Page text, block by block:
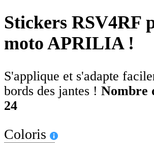
Stickers RSV4RF
moto APRILIA !
S'applique et s'adapte
bords des jantes ! Nombre
24
Coloris